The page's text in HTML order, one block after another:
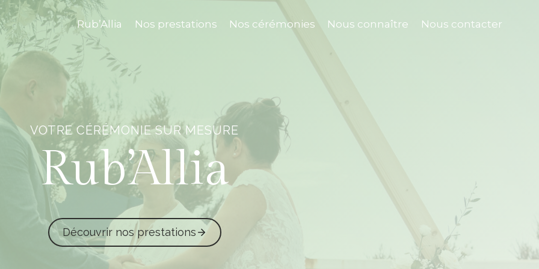
Rub’Allia Nos prestations Nos cérémonies Nous connaître Nous contacter
VOTRE CÉRÉMONIE SUR MESURE
Rub’Allia
Découvrir nos prestations